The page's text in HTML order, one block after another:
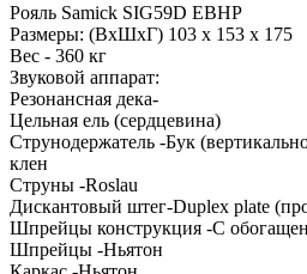
Рояль Samick SIG59D EBHP
Размеры: (ВхШхГ) 103 х 153 х 175
Вес - 360 кг
Звуковой аппарат:
Резонансная дека-
Цельная ель (сердцевина)
Струнодержатель -Бук
клен
Струны -Roslau
Дискантовый штег-Duplex plate
Шпрейцы конструкция -С
Шпрейцы -Ньятон